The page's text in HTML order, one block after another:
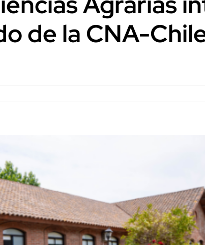
de la CNA-